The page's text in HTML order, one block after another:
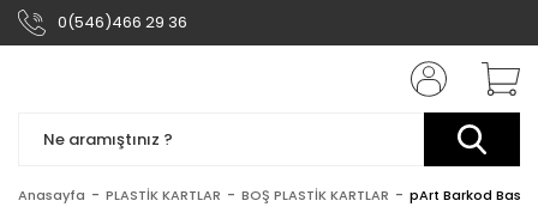
0(546)466 29 36
Anasayfa PLASTİK KARTLAR BOŞ PLASTİK KARTLAR pArt Barkod